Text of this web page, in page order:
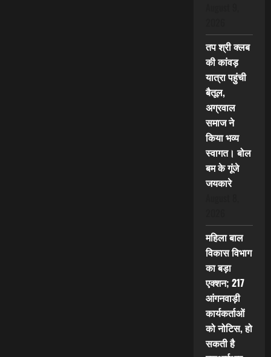
तप श्री क्लब
की कांवड़
यात्रा पहुंची
बैतूल,
अग्रवाल
समाज ने
किया भव्य
स्वागत। बोल
बम के गूंजे
जयकारे
महिला बाल
विकास विभाग
का बड़ा
एक्शन; 217
आंगनवाड़ी
कार्यकर्ताओं
को नोटिस, हो
सकती है